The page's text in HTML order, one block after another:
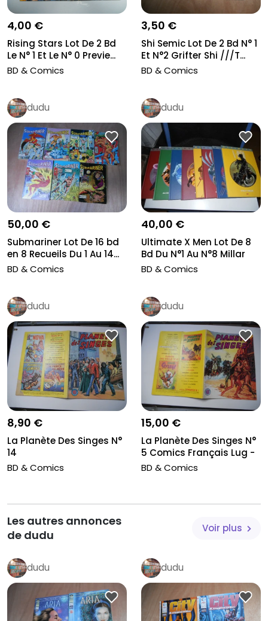
4,00 €
Rising Stars Lot De 2 Bd
Le N° 1 Et Le N° 0 Previe...
BD & Comics
3,50 €
Shi Semic Lot De 2 Bd N° 1
Et N°2 Grifter Shi ///T...
BD & Comics
dudu
50,00 €
Submariner Lot De 16 bd
en 8 Recueils Du 1 Au 14...
BD & Comics
dudu
40,00 €
Ultimate X Men Lot De 8
Bd Du N°1 Au N°8 Millar
Ku...
BD & Comics
dudu
8,90 €
La Planète Des Singes N°
14
BD & Comics
dudu
15,00 €
La Planète Des Singes N°
5 Comics Français Lug -
J...
BD & Comics
Les autres annonces
de dudu
Voir plus
dudu dudu